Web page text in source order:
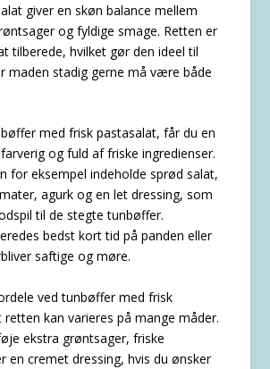
giver en skøn balance mellem
og fyldige smage. Retten er
tilberede, hvilket gør den ideel til
maden stadig gerne må være både
med frisk pastasalat, får du en
og fuld af friske ingredienser.
for eksempel indeholde sprød salat,
agurk og en let dressing, som
til de stegte tunbøffer.
bedst kort tid på panden eller
saftige og møre.
ved tunbøffer med frisk
kan varieres på mange måder.
ekstra grøntsager, friske
en cremet dressing, hvis du ønsker